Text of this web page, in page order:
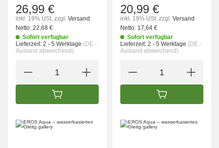
26,99 €
inkl. 19% USt. zzgl. Versand
Netto: 22,68 €
Sofort verfügbar
Lieferzeit: 2 - 5 Werktage (DE -
Ausland abweichend)
IN DEN WARENKORB
20,99 €
inkl. 19% USt. zzgl. Versand
Netto: 17,64 €
Sofort verfügbar
Lieferzeit: 2 - 5 Werktage (DE -
Ausland abweichend)
IN DEN